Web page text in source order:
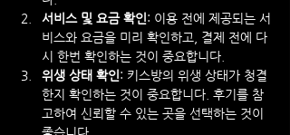
서비스 및 요금 확인 : 이용 전에 제공되는 서
비스와 요금을 미리 확인하고, 결제 전에 다
시 한번 확인하는 것이 중요합니다.
위생 상태 확인 : 키스방의 위생 상태가 청결
한지 확인하는 것이 중요합니다. 후기를 참
고하여 신뢰할 수 있는 곳을 선택하는 것이
좋습니다.